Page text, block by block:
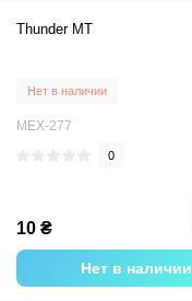
Thunder MT
Нет в наличии
MEX-277
0
10 ₴
Нет в наличии